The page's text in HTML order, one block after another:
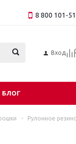
8 800 101-
Вход
БЛОГ
-
Рулонное